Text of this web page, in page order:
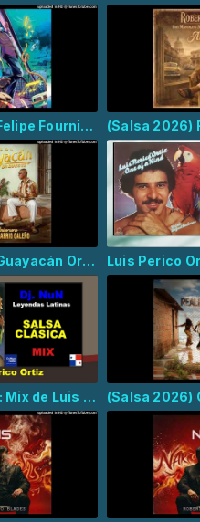
(Salsa 2026) Felipe Fournier (Feat Rubén Blades, Jeremy Bosch) - SuperMambo
(Salsa 2026) Guayacán Orquesta - El Bien y el Mal
Salsa Clásica: Mix de Luis Perico Ortiz